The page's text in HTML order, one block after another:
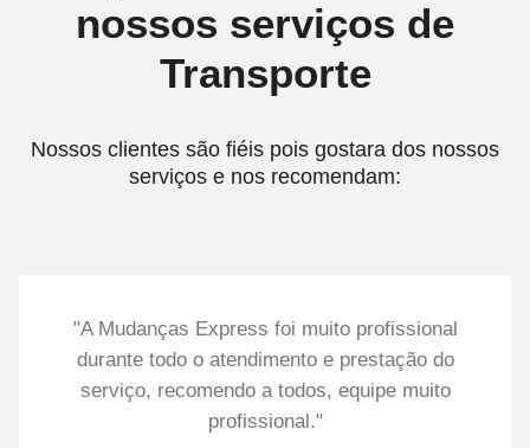
nossos serviços de
Transporte
Nossos clientes são fiéis pois gostara dos nossos
serviços e nos recomendam:
"A Mudanças Express foi muito profissional
durante todo o atendimento e prestação do
serviço, recomendo a todos, equipe muito
profissional."